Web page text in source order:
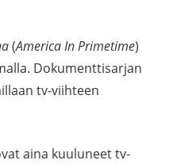
(America In Primetime)
Dokumenttisarjan
tv-viihteen
aina kuuluneet tv-